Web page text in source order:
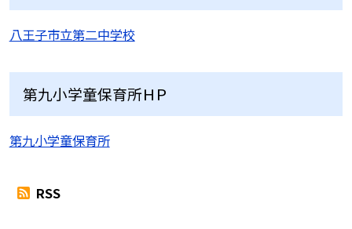
八王子市立第二中学校
第九小学童保育所ＨＰ
第九小学童保育所
RSS